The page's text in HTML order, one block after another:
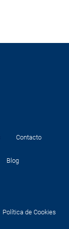
Contacto
Blog
Política de Cookies